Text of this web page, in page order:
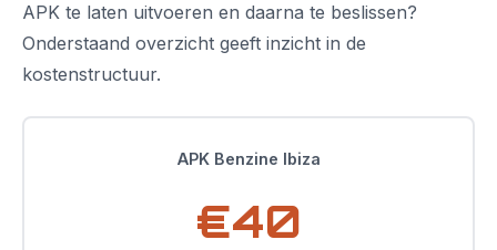
APK te laten uitvoeren en daarna te beslissen?
Onderstaand overzicht geeft inzicht in de
kostenstructuur.
APK Benzine Ibiza
€40